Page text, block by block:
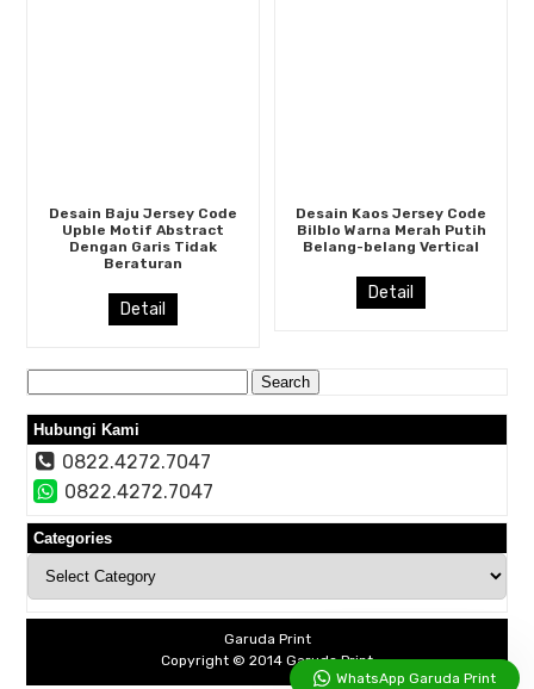
Desain Baju Jersey Code
Upble Motif Abstract
Dengan Garis Tidak
Beraturan
Detail
Desain Kaos Jersey Code
Bilblo Warna Merah Putih
Belang-belang Vertical
Detail
Search
for:
Hubungi Kami
0822.4272.7047
0822.4272.7047
Categories
Categories
Garuda Print
Copyright © 2014 Garuda Print
WhatsApp Garuda Print